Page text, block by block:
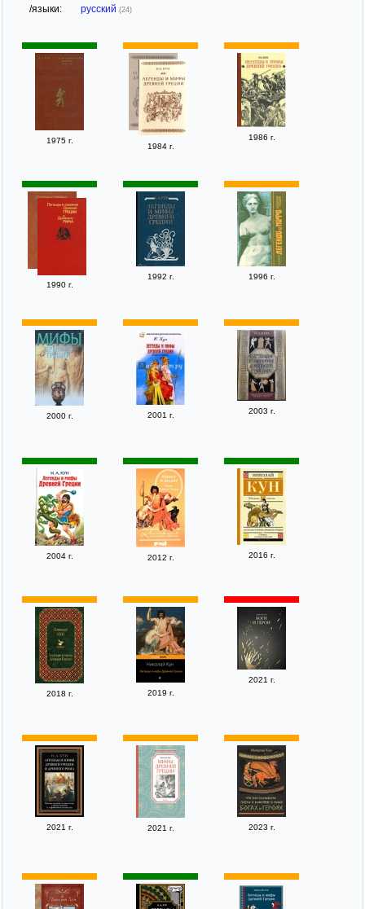
/языки: русский (24)
1975 г.
1984 г.
1986 г.
1990 г.
1992 г. 1996 г.
2000 г. 2001 г. 2003 г.
2004 г. 2012 г. 2016 г.
2018 г. 2019 г.
2021 г.
2021 г. 2021 г. 2023 г.